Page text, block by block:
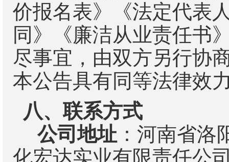
价报名表》《法定代表
同》《廉洁从业责任书
尽事宜，由双方另行协
本公告具有同等法律效
八、联系方式
公司地址 ：河南省洛
化宏达实业有限责任公